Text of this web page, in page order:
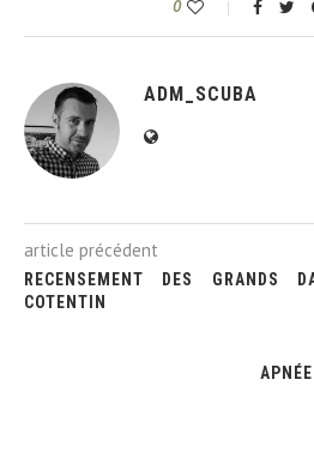
0
ADM_SCUBA
article précédent
RECENSEMENT DES GRANDS
COTENTIN